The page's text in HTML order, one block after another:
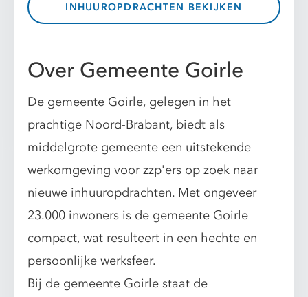
INHUUROPDRACHTEN BEKIJKEN
Over Gemeente Goirle
De gemeente Goirle, gelegen in het
prachtige Noord-Brabant, biedt als
middelgrote gemeente een uitstekende
werkomgeving voor zzp'ers op zoek naar
nieuwe inhuuropdrachten. Met ongeveer
23.000 inwoners is de gemeente Goirle
compact, wat resulteert in een hechte en
persoonlijke werksfeer.
Bij de gemeente Goirle staat de